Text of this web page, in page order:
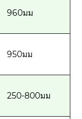
960มม
950มม
250-800มม